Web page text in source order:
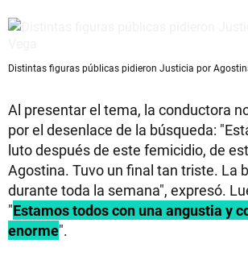
Distintas figuras públicas pidieron Justicia por
Al presentar el tema, la conductora
por el desenlace de la búsqueda:
luto después de este femicidio, de
Agostina. Tuvo un final tan triste. La
durante toda la semana", expresó.
"Estamos todos con una angustia y
enorme".